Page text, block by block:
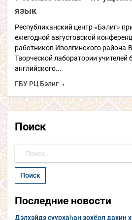
язык
Республиканский центр «Бэлиг»
ежегодной августовской
работников Иволгинского
Творческой лаборатории учителей
английского...
ГБУ РЦ Бэлиг
Поиск
Найти:
Последние новости
Дэлхэйдэ суурхаһан зохёол дахин